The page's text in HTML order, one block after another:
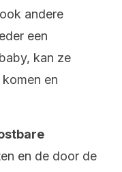
andere
een
kan ze
en
en de door de